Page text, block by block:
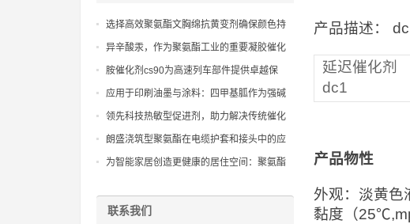
产品描述：
延迟催化剂
dc1
产品物性
外观：淡黄色
黏度（
选择高效聚氨酯文胸绵抗黄变剂确保颜色持
久稳定
异辛酸汞，作为聚氨酯工业的重要凝胶催化
剂，在特定领域不可或缺
胺催化剂cs90为高速列车部件提供卓越保
护：速度与安全并重的选择
应用于印刷油墨与涂料：四甲基胍作为强碱
性添加剂，用于调节体系的pH值和分散性
领先科技热敏型促进剂，助力解决传统催化
剂固化不均、储存期短的问题
朗盛浇筑型聚氨酯在电缆护套和接头中的应
用
为智能家居创造更健康的居住空间：聚氨酯
联系我们